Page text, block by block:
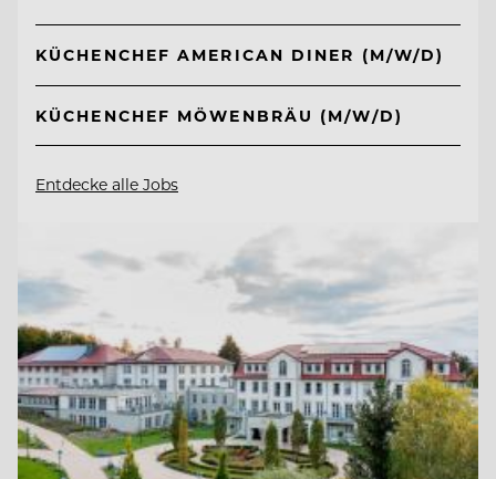
KÜCHENCHEF AMERICAN DINER (M/W/D)
KÜCHENCHEF MÖWENBRÄU (M/W/D)
Entdecke alle Jobs